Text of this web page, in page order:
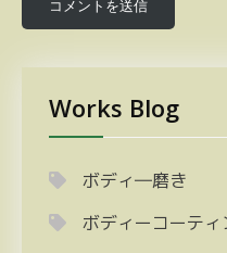
Works Blog
ボディ―磨き
ボディーコーティ